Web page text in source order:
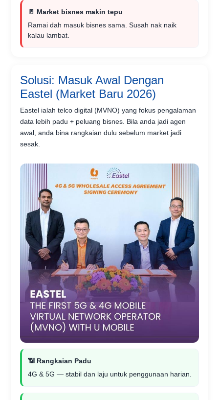
🚪 Market bisnes makin tepu
Ramai dah masuk bisnes sama. Susah nak naik
kalau lambat.
Solusi: Masuk Awal Dengan
Eastel (Market Baru 2026)
Eastel ialah telco digital (MVNO) yang fokus pengalaman
data lebih padu + peluang bisnes. Bila anda jadi agen
awal, anda bina rangkaian dulu sebelum market jadi
sesak.
📶 Rangkaian Padu
4G & 5G — stabil dan laju untuk penggunaan harian.